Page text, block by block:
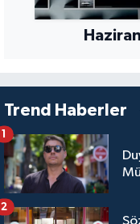
Trend Haberler
1
2